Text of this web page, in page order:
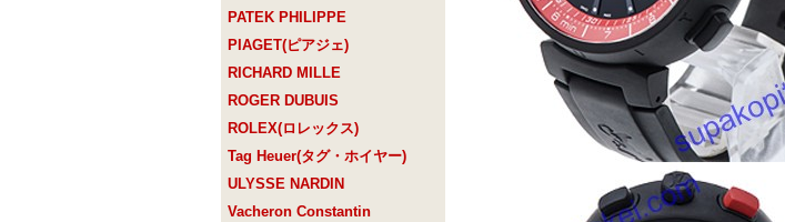
PATEK PHILIPPE
PIAGET(ピアジェ)
RICHARD MILLE
ROGER DUBUIS
ROLEX(ロレックス)
Tag Heuer(タグ・ホイヤー)
ULYSSE NARDIN
Vacheron Constantin